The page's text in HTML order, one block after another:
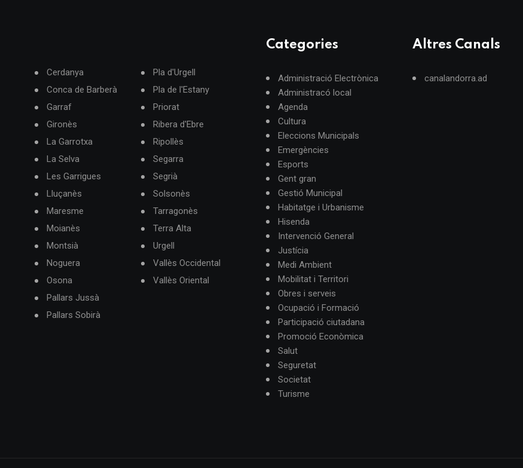
Cerdanya
Conca de Barberà
Garraf
Gironès
La Garrotxa
La Selva
Les Garrigues
Lluçanès
Maresme
Moianès
Montsià
Noguera
Osona
Pallars Jussà
Pallars Sobirà
Pla d'Urgell
Pla de l'Estany
Priorat
Ribera d'Ebre
Ripollès
Segarra
Segrià
Solsonès
Tarragonès
Terra Alta
Urgell
Vallès Occidental
Vallès Oriental
Categories
Administració Electrònica
Administracó local
Agenda
Cultura
Eleccions Municipals
Emergències
Esports
Gent gran
Gestió Municipal
Habitatge i Urbanisme
Hisenda
Intervenció General
Justícia
Medi Ambient
Mobilitat i Territori
Obres i serveis
Ocupació i Formació
Participació ciutadana
Promoció Econòmica
Salut
Seguretat
Societat
Turisme
Altres Canals
canalandorra.ad